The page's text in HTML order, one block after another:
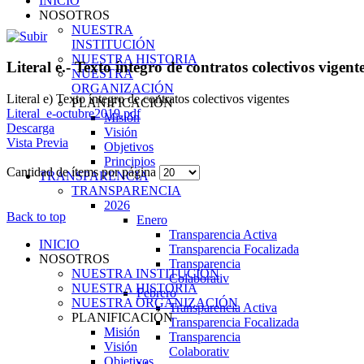
NOSOTROS
NUESTRA
INSTITUCIÓN
NUESTRA HISTORIA
NUESTRA
ORGANIZACIÓN
PLANIFICACIÓN
Misión
Visión
Objetivos
Principios
TRANSPARENCIA
TRANSPARENCIA
2026
Enero
Transparencia Activa
Transparencia Focalizada
Transparencia
Colaborativ
Febrero
Transparencia Activa
Transparencia Focalizada
Transparencia
Colaborativ
Literal e.- Texto íntegro de contratos colectivos
Literal e) Texto íntegro de contratos colectivos vigentes
Literal_e-octubre2019.pdf
Descarga
Vista Previa
Cantidad de ítems por página
Back to top
INICIO
NOSOTROS
NUESTRA INSTITUCIÓN
NUESTRA HISTORIA
NUESTRA ORGANIZACIÓN
PLANIFICACIÓN
Misión
Visión
Objetivos